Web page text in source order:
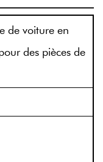
de voiture en
des pièces de